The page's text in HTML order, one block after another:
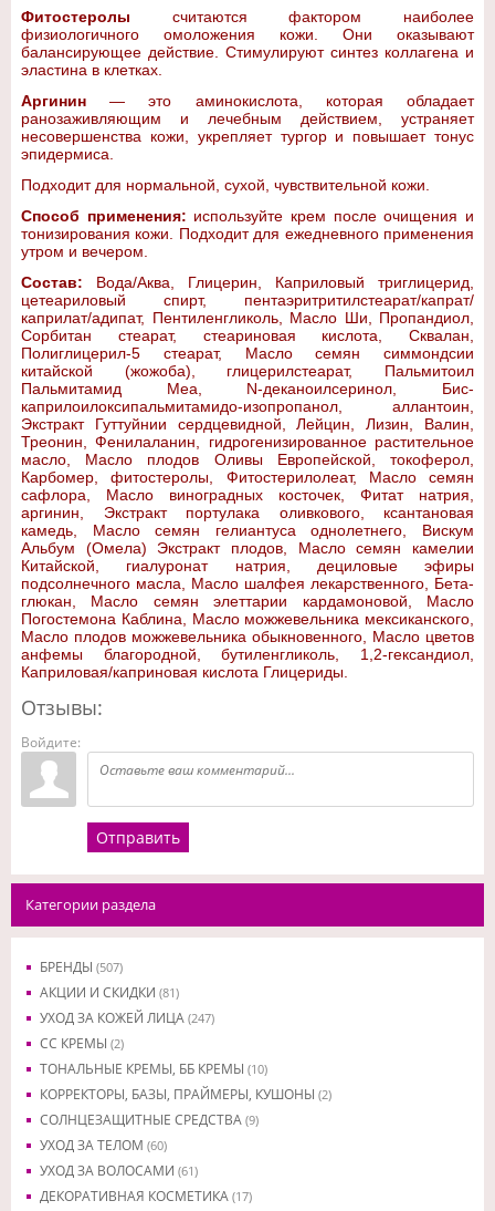
Фитостеролы считаются фактором наиболее
физиологичного омоложения кожи. Они оказывают
балансирующее действие. Стимулируют синтез коллагена и
эластина в клетках.
Аргинин— это аминокислота, которая обладает
ранозаживляющим и лечебным действием, устраняет
несовершенства кожи, укрепляет тургор и повышает тонус
эпидермиса.
Подходит для нормальной, сухой, чувствительной кожи.
Способ применения: используйте крем после очищения и
тонизирования кожи. Подходит для ежедневного применения
утром и вечером.
Состав: Вода/Аква, Глицерин, Каприловый триглицерид,
цетеариловый спирт, пентаэритритилстеарат/капрат/
каприлат/адипат, Пентиленгликоль, Масло Ши, Пропандиол,
Сорбитан стеарат, стеариновая кислота, Сквалан,
Полиглицерил-5 стеарат, Масло семян симмондсии
китайской (жожоба), глицерилстеарат, Пальмитоил
Пальмитамид Меа, N-деканоилсеринол, Бис-
каприлоилоксипальмитамидо-изопропанол, аллантоин,
Экстракт Гуттуйнии сердцевидной, Лейцин, Лизин, Валин,
Треонин, Фенилаланин, гидрогенизированное растительное
масло, Масло плодов Оливы Европейской, токоферол,
Карбомер, фитостеролы, Фитостерилолеат, Масло семян
сафлора, Масло виноградных косточек, Фитат натрия,
аргинин, Экстракт портулака оливкового, ксантановая
камедь, Масло семян гелиантуса однолетнего, Вискум
Альбум (Омела) Экстракт плодов, Масло семян камелии
Китайской, гиалуронат натрия, дециловые эфиры
подсолнечного масла, Масло шалфея лекарственного, Бета-
глюкан, Масло семян элеттарии кардамоновой, Масло
Погостемона Каблина, Масло можжевельника мексиканского,
Масло плодов можжевельника обыкновенного, Масло цветов
анфемы благородной, бутиленгликоль, 1,2-гександиол,
Каприловая/каприновая кислота Глицериды.
Отзывы:
Войдите:
Отправить
Категории раздела
БРЕНДЫ (507)
АКЦИИ И СКИДКИ (81)
УХОД ЗА КОЖЕЙ ЛИЦА (247)
CC КРЕМЫ (2)
ТОНАЛЬНЫЕ КРЕМЫ, ББ КРЕМЫ (10)
КОРРЕКТОРЫ, БАЗЫ, ПРАЙМЕРЫ, КУШОНЫ (2)
СОЛНЦЕЗАЩИТНЫЕ СРЕДСТВА (9)
УХОД ЗА ТЕЛОМ (60)
УХОД ЗА ВОЛОСАМИ (61)
ДЕКОРАТИВНАЯ КОСМЕТИКА (17)